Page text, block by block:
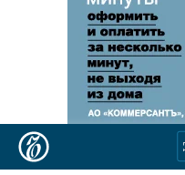
Реклама в «Ъ»